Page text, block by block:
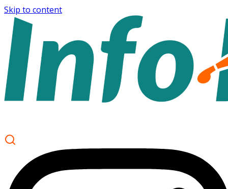
Skip to content